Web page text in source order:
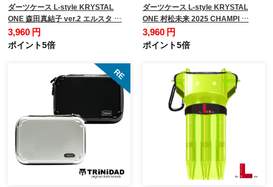
ダーツケース L-style KRYSTAL
ONE 森田真結子 ver.2 エルスタ …
3,960 円
ポイント5倍
ダーツケース L-style KRYSTAL
ONE 村松未来 2025 CHAMPI …
3,960 円
ポイント5倍